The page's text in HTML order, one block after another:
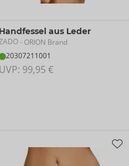
Handfessel aus Leder
- ORION Brand
20307211001
UVP: 99,95 €